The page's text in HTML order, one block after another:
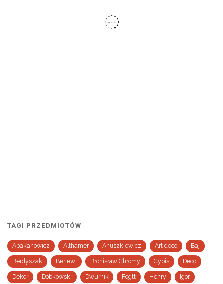
TAGI PRZEDMIOTÓW
Abakanowicz Althamer Anuszkiewicz Art deco Baj
Berdyszak Berlewi Bronisław Chromy Cybis Deco
Dekor Dobkowski Dwurnik Fogtt Henry Igor